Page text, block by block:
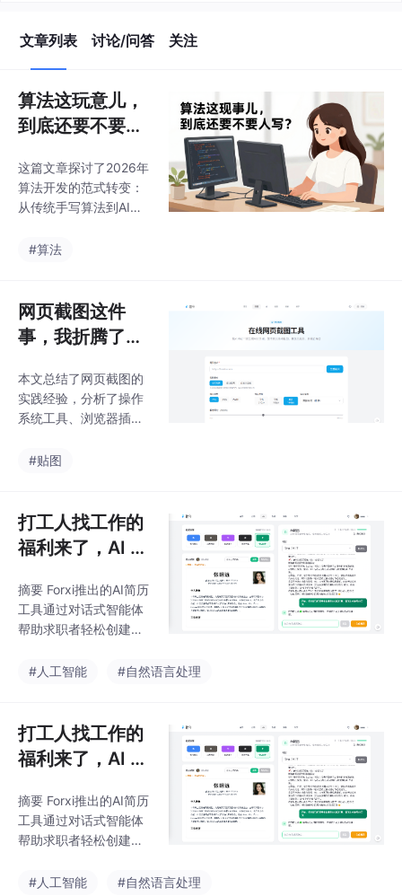
文章列表 讨论/问答 关注
算法这玩意儿，
到底还要不要人
这篇文章探讨了2026年
算法开发的范式转变：
从传统手写算法到AI驱
出，现代算法工程师的
养"大模型；2）构建约
束机制防止AI胡说八
道。作者用三个典型场
式数据处理中直接调用
意图识别模型、通过对
话策略调教AI助手、以
高性能计算。文章幽默
要指挥AI工人协作，又
要为
#算法
网页截图这件
事，我折腾了几
本文总结了网页截图的
实践经验，分析了操作
系统工具、浏览器插件
推荐使用多功能工具集
式选择（整页/可视区
域/精确区域）、干扰元
素处理（CSS屏蔽）、
用技巧，并探讨了文件
格式优化与视口对比等
细节。作者推荐了集成
兮"(https://forxi.cn)，
了从基础操作
#贴图
打工人找工作的
福利来了，AI 智
摘要 Forxi推出的AI简历
工具通过对话式智能体
帮助求职者轻松创建专
方式逐步引导用户提供
动进行专业润色和排版
优化。提供5套风格模
板，支持实时预览和PD
历草稿。AI可扩展简略
描述、提示补充遗漏信
息，并将口语转化为专
质量。工具需登录使
#人工智能 #自然语言处理
打工人找工作的
福利来了，AI 智
摘要 Forxi推出的AI简历
工具通过对话式智能体
帮助求职者轻松创建专
方式逐步引导用户提供
#人工智能 #自然语言处理